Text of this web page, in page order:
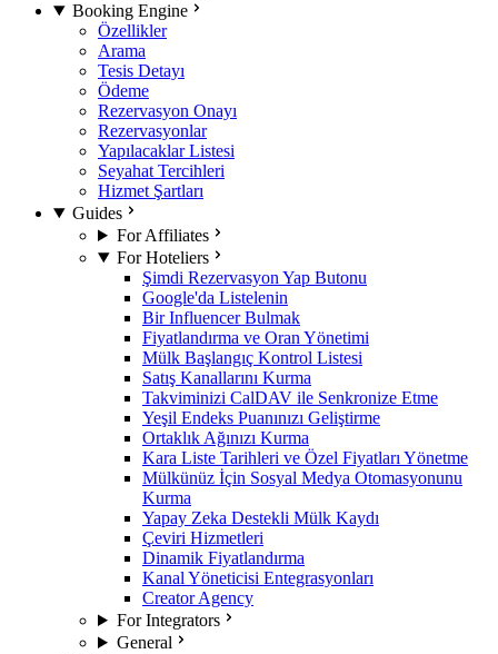
Booking Engine
Özellikler
Arama
Tesis Detayı
Ödeme
Rezervasyon Onayı
Rezervasyonlar
Yapılacaklar Listesi
Seyahat Tercihleri
Hizmet Şartları
Guides
For Affiliates
For Hoteliers
Şimdi Rezervasyon Yap Butonu
Google'da Listelenin
Bir Influencer Bulmak
Fiyatlandırma ve Oran Yönetimi
Mülk Başlangıç Kontrol Listesi
Satış Kanallarını Kurma
Takviminizi CalDAV ile Senkronize Etme
Yeşil Endeks Puanınızı Geliştirme
Ortaklık Ağınızı Kurma
Kara Liste Tarihleri ve Özel Fiyatları Yönetme
Mülkünüz İçin Sosyal Medya Otomasyonunu
Kurma
Yapay Zeka Destekli Mülk Kaydı
Çeviri Hizmetleri
Dinamik Fiyatlandırma
Kanal Yöneticisi Entegrasyonları
Creator Agency
For Integrators
General